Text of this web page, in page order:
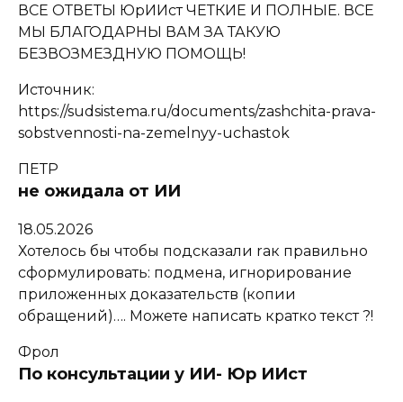
ВСЕ ОТВЕТЫ ЮрИИст ЧЕТКИЕ И ПОЛНЫЕ. ВСЕ
МЫ БЛАГОДАРНЫ ВАМ ЗА ТАКУЮ
БЕЗВОЗМЕЗДНУЮ ПОМОЩЬ!
Источник:
https://sudsistema.ru/documents/zashchita-prava-
sobstvennosti-na-zemelnyy-uchastok
ПЕТР
не ожидала от ИИ
18.05.2026
Хотелось бы чтобы подсказали rак правильно
сформулировать: подмена, игнорирование
приложенных доказательств (копии
обращений)…. Можете написать кратко текст ?!
Фрол
По консультации у ИИ- Юр ИИст